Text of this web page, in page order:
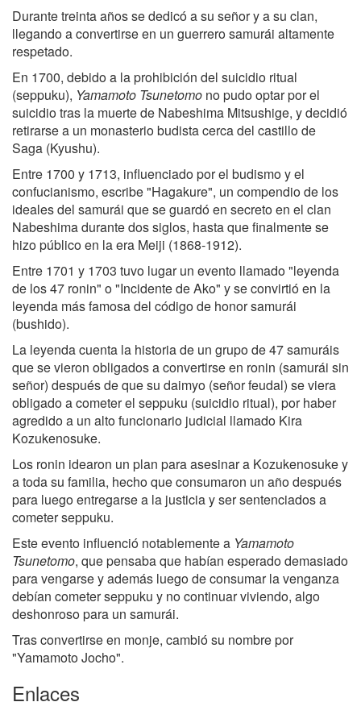
Durante treinta años se dedicó a su señor y a su clan,
llegando a convertirse en un guerrero samurái altamente
respetado.
En 1700, debido a la prohibición del suicidio ritual
(seppuku), Yamamoto Tsunetomo no pudo optar por el
suicidio tras la muerte de Nabeshima Mitsushige, y decidió
retirarse a un monasterio budista cerca del castillo de
Saga (Kyushu).
Entre 1700 y 1713, influenciado por el budismo y el
confucianismo, escribe "Hagakure", un compendio de los
ideales del samurái que se guardó en secreto en el clan
Nabeshima durante dos siglos, hasta que finalmente se
hizo público en la era Meiji (1868-1912).
Entre 1701 y 1703 tuvo lugar un evento llamado "leyenda
de los 47 ronin" o "Incidente de Ako" y se convirtió en la
leyenda más famosa del código de honor samurái
(bushido).
La leyenda cuenta la historia de un grupo de 47 samuráis
que se vieron obligados a convertirse en ronin (samurái sin
señor) después de que su daimyo (señor feudal) se viera
obligado a cometer el seppuku (suicidio ritual), por haber
agredido a un alto funcionario judicial llamado Kira
Kozukenosuke.
Los ronin idearon un plan para asesinar a Kozukenosuke y
a toda su familia, hecho que consumaron un año después
para luego entregarse a la justicia y ser sentenciados a
cometer seppuku.
Este evento influenció notablemente a Yamamoto
Tsunetomo, que pensaba que habían esperado demasiado
para vengarse y además luego de consumar la venganza
debían cometer seppuku y no continuar viviendo, algo
deshonroso para un samurái.
Tras convertirse en monje, cambió su nombre por
"Yamamoto Jocho".
Enlaces